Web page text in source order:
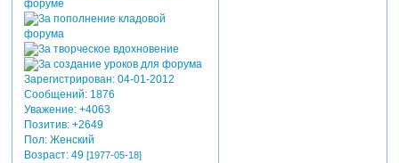
Зарегистрирован: 04-01-2012
Сообщений:1876
Уважение: +4063
Позитив: +2649
Пол:Женский
Возраст:49 [1977-05-18]